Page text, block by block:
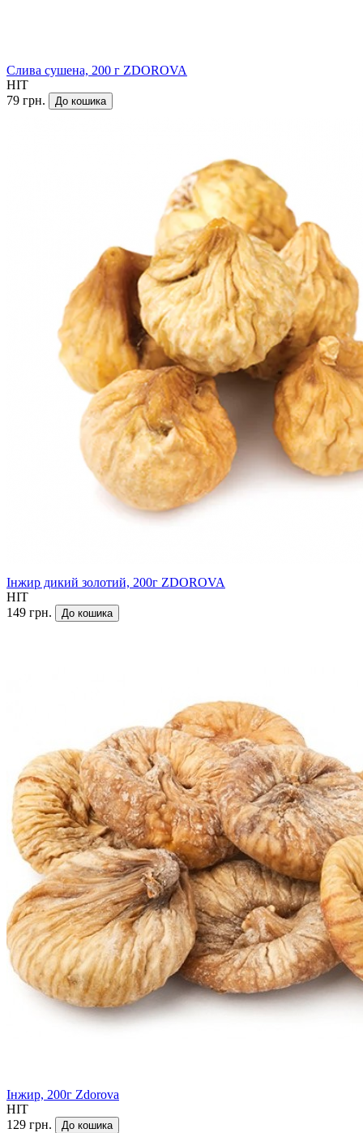
Слива сушена, 200 г ZDOROVA
HIT
79 грн.
До кошика
Інжир дикий золотий, 200г ZDOROVA
HIT
149 грн.
До кошика
Інжир, 200г Zdorova
HIT
129 грн.
До кошика